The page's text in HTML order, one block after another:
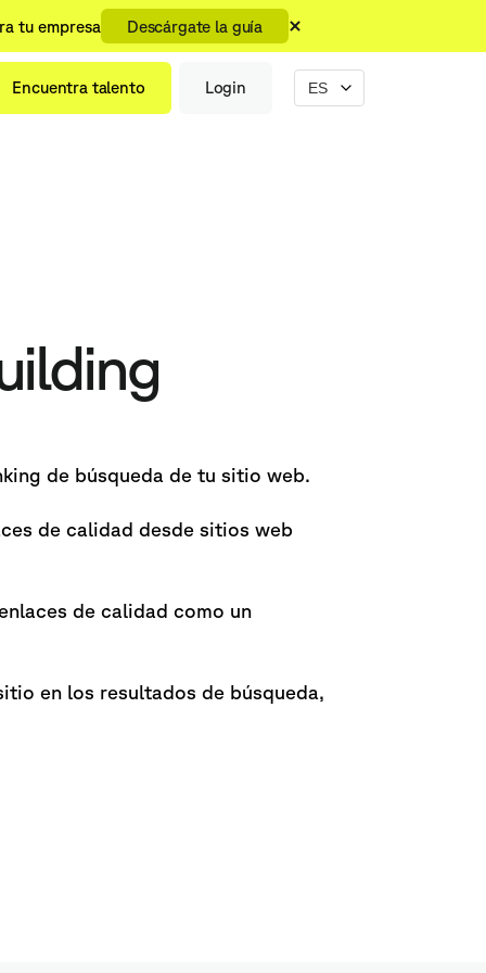
tu empresa Descárgate la guía
Encuentra talento Login
de búsqueda de tu sitio web.
de calidad desde sitios web
de calidad como un
en los resultados de búsqueda,